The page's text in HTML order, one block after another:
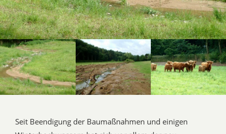
Seit Beendigung der Baumaßnahmen und einigen